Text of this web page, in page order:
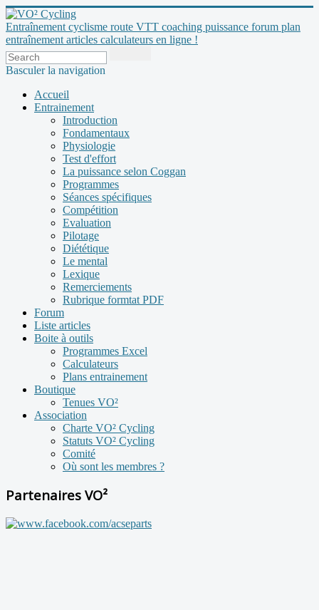
Entraînement cyclisme route VTT coaching puissance forum plan
entraînement articles calculateurs en ligne !
Basculer la navigation
Accueil
Entrainement
Introduction
Fondamentaux
Physiologie
Test d'effort
La puissance selon Coggan
Programmes
Séances spécifiques
Compétition
Evaluation
Pilotage
Diététique
Le mental
Lexique
Remerciements
Rubrique formtat PDF
Forum
Liste articles
Boite à outils
Programmes Excel
Calculateurs
Plans entrainement
Boutique
Tenues VO²
Association
Charte VO² Cycling
Statuts VO² Cycling
Comité
Où sont les membres ?
Partenaires VO²